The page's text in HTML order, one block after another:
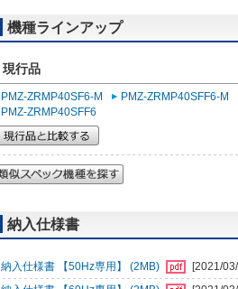
機種ラインアップ
現行品
PMZ-ZRMP40SF6-M PMZ-ZRMP40SFF6-M
PMZ-ZRMP40SFF6
納入仕様書
納入仕様書 【50Hz専用】 (2MB)
[2021/